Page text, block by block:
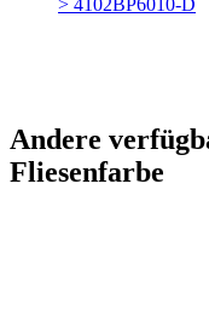
Andere
Fliesenfarbe